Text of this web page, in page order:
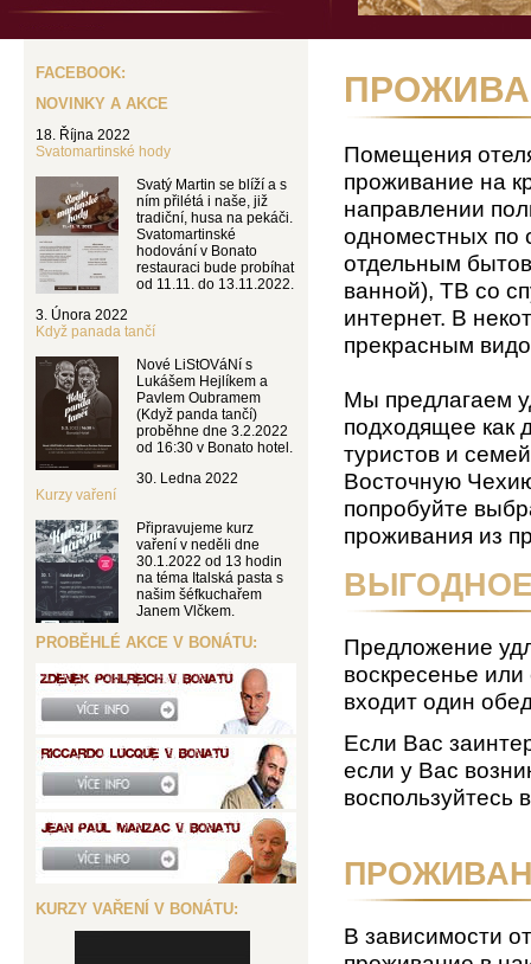
FACEBOOK:
NOVINKY A AKCE
18. Října 2022
Svatomartinské hody
Svatý Martin se blíží a s
ním přilétá i naše, již
tradiční, husa na pekáči.
Svatomartinské
hodování v Bonato
restauraci bude probíhat
od 11.11. do 13.11.2022.
3. Února 2022
Když panada tančí
Nové LiStOVáNí s
Lukášem Hejlíkem a
Pavlem Oubramem
(Když panda tančí)
proběhne dne 3.2.2022
od 16:30 v Bonato hotel.
30. Ledna 2022
Kurzy vaření
Připravujeme kurz
vaření v neděli dne
30.1.2022 od 13 hodin
na téma Italská pasta s
našim šéfkuchařem
Janem Vlčkem.
PROBĚHLÉ AKCE V BONÁTU:
KURZY VAŘENÍ V BONÁTU:
Помещения
проживание на
направлении
одноместных по
отдельным
ванной), ТВ со
интернет. В
прекрасным
Мы предлагаем
подходящее как
туристов и
Восточную
попробуйте
проживания из
Предложение
воскресенье
входит один
Если Вас
если у Вас
воспользуйтесь
В зависимости